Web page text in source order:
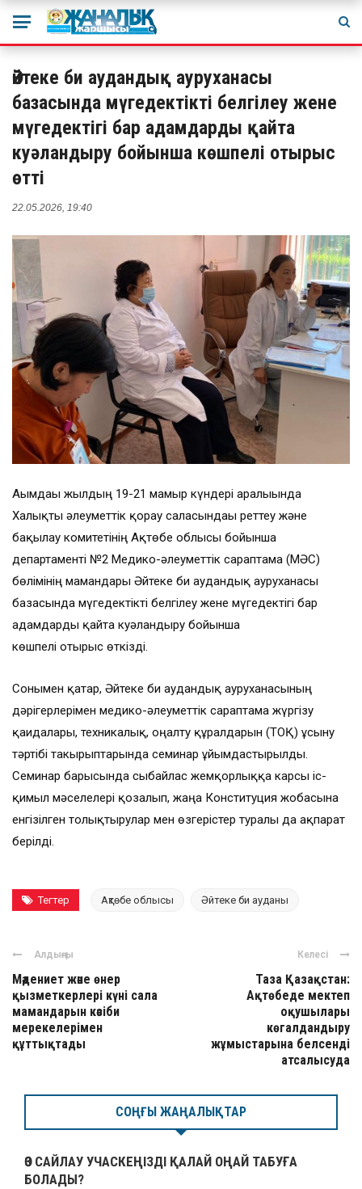
Әйтеке би аудандық ауруханасы
базасында мүгедектікті белгілеу жене
мүгедектігі бар адамдарды қайта
куәландыру бойынша көшпелі отырыс
өтті
22.05.2026, 19:40
Ағымдағы жылдың 19-21 мамыр күндері аралығында
Халықты әлеуметтік қорғау саласындағы реттеу және
бақылау комитетінің Ақтөбе облысы бойынша
департаменті №2 Медико-әлеуметтік сараптама (МӘС)
бөлімінің мамандары Әйтеке би аудандық ауруханасы
базасында мүгедектікті белгілеу жене мүгедектігі бар
адамдарды қайта куәландыру бойынша
көшпелі отырыс өткізді.
Сонымен қатар, Әйтеке би аудандық ауруханасының
дәрігерлерімен медико-әлеуметтік сараптама жүргізу
қағидалары, техникалық, оңалту құралдарын (ТОҚ) ұсыну
тәртібі такырыптарында семинар ұйымдастырылды.
Семинар барысында сыбайлас жемқорлыққа карсы іс-
қимыл мәселелері қозғалып, жаңа Конституция жобасына
енгізілген толықтырулар мен өзгерістер туралы да ақпарат
берілді.
Тегтер Ақтөбе облысы Әйтеке би ауданы
Алдыңғы
Мәдениет және өнер
қызметкерлері күні сала
мамандарын кәсіби
мерекелерімен
құттықтады
Келесі
Таза Қазақстан:
Ақтөбеде мектеп
оқушылары
көгалдандыру
жұмыстарына белсенді
атсалысуда
СОҢҒЫ ЖАҢАЛЫҚТАР
ӨЗ САЙЛАУ УЧАСКЕҢІЗДІ ҚАЛАЙ ОҢАЙ ТАБУҒА
БОЛАДЫ?